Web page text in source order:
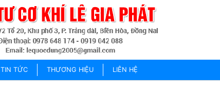
TIN TỨC THƯƠNG HIỆU LIÊN HỆ